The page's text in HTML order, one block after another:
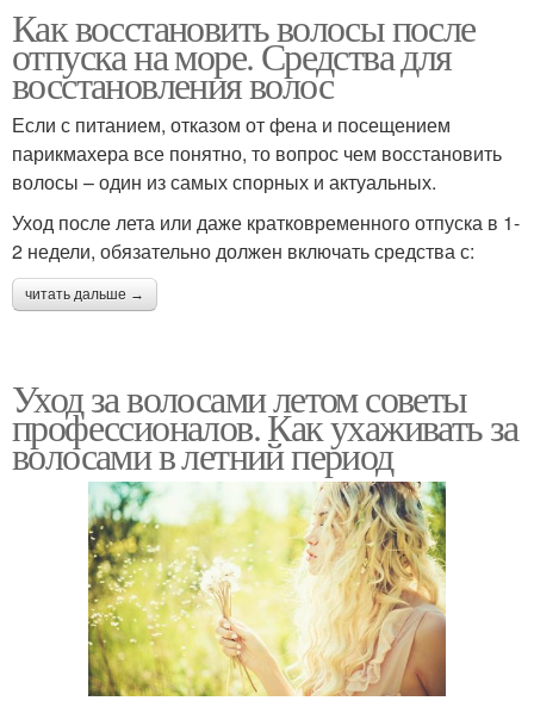
Как восстановить волосы после
отпуска на море. Средства для
восстановления волос
Если с питанием, отказом от фена и посещением
парикмахера все понятно, то вопрос чем восстановить
волосы – один из самых спорных и актуальных.
Уход после лета или даже кратковременного отпуска в 1-
2 недели, обязательно должен включать средства с:
читать дальше →
Уход за волосами летом советы
профессионалов. Как ухаживать за
волосами в летний период